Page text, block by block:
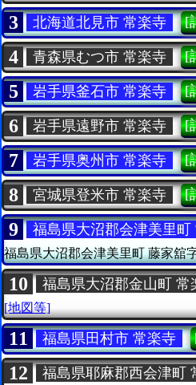
3 北海道北見市 常楽寺 [
4 青森県むつ市 常楽寺 [
5 岩手県釜石市 常楽寺 [
6 岩手県遠野市 常楽寺 [
7 岩手県奥州市 常楽寺 [
8 宮城県登米市 常楽寺 [
9 福島県大沼郡会津美里町
福島県大沼郡会津美里町藤家舘
10 福島県大沼郡金山町 常
[地図等]
11 福島県田村市 常楽寺
12 福島県耶麻郡西会津町